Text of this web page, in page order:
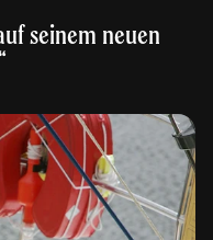
seinem neuen